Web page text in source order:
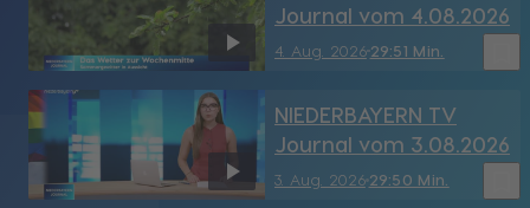
4. Aug. 202629:51 Min.
Journal vom 4.08.2026
3. Aug. 202629:50 Min.
NIEDERBAYERN TV
Journal vom 3.08.2026